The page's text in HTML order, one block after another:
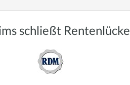
schließt Rentenlücke